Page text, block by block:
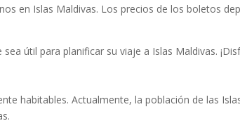
en Islas Maldivas. Los precios de los boletos
útil para planificar su viaje a Islas Maldivas.
habitables. Actualmente, la población de las